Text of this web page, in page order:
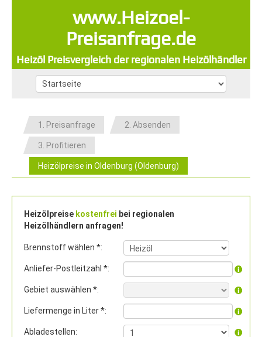
www.Heizoel-
Preisanfrage.de
Heizöl Preisvergleich der regionalen Heizölhändler
1. Preisanfrage 2. Absenden
3. Profitieren
Heizölpreise in Oldenburg (Oldenburg)
Heizölpreise kostenfrei bei regionalen
Heizölhändlern anfragen!
Brennstoff wählen *:
Anliefer-Postleitzahl *:
Gebiet auswählen *:
Liefermenge in Liter *:
Abladestellen: